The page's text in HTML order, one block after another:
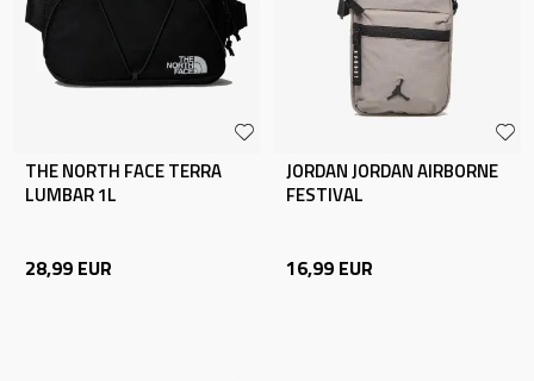
THE NORTH FACE TERRA
LUMBAR 1L
28,99 EUR
JORDAN JORDAN AIRBORNE
FESTIVAL
16,99 EUR